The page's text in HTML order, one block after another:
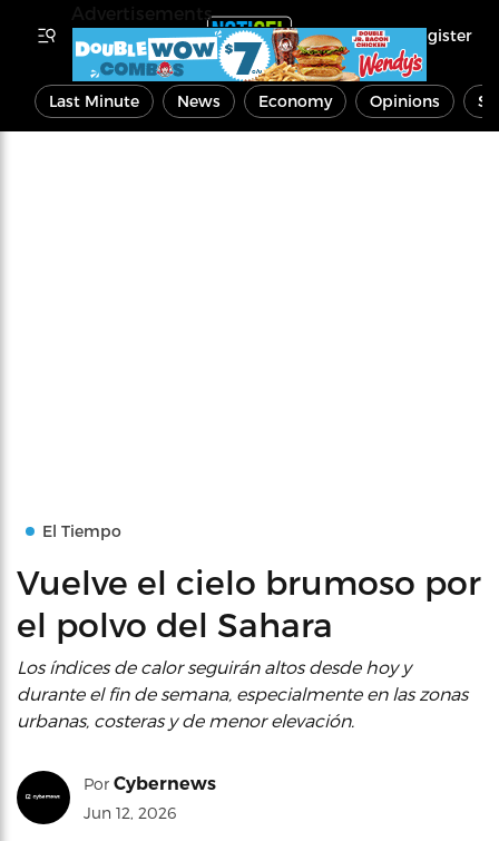
Register
Last Minute News Economy Opinions
El Tiempo
Vuelve el cielo brumoso por
el polvo del Sahara
Los índices de calor seguirán altos desde hoy y
durante el fin de semana, especialmente en las zonas
urbanas, costeras y de menor elevación.
Por Cybernews
Jun 12, 2026
Advertisements